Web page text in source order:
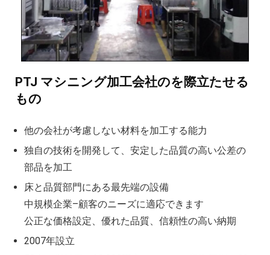
CNC機械加工会社とは？
2022年 中国におけるCNC工作機械の開発動
アルミニウム高速加工ガイドの決定版
CNC加工用工具と送り装置の選び方
CNC機械加工部品の材料選択時の考慮点
PTJ マシニング加工会社のを際立たせる
もの
他の会社が考慮しない材料を加工する能力
独自の技術を開発して、安定した品質の高い公差の
部品を加工
床と品質部門にある最先端の設備
中規模企業–顧客のニーズに適応できます
公正な価格設定、優れた品質、信頼性の高い納期
2007年設立